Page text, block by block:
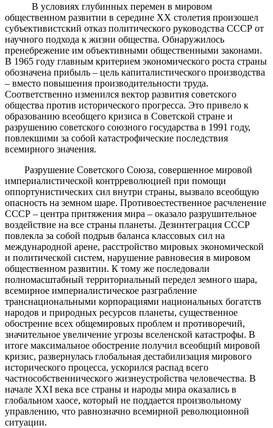
В условиях глубинных перемен в мировом
общественном развитии в середине ХХ столетия произошел
субъективистский отказ политического руководства СССР от
научного подхода к жизни общества. Обнаружилось
пренебрежение им объективными общественными законами.
В 1965 году главным критерием экономического роста страны
обозначена прибыль – цель капиталистического производства
– вместо повышения производительности труда.
Соответственно изменился вектор развития советского
общества против исторического прогресса. Это привело к
образованию всеобщего кризиса в Советской стране и
разрушению советского союзного государства в 1991 году,
повлекшими за собой катастрофические последствия
всемирного значения.
Разрушение Советского Союза, совершенное мировой
империалистической контрреволюцией при помощи
оппортунистических сил внутри страны, вызвало всеобщую
опасность на земном шаре. Противоестественное расчленение
СССР – центра притяжения мира – оказало разрушительное
воздействие на все страны планеты. Дезинтеграция СССР
повлекла за собой подрыв баланса классовых сил на
международной арене, расстройство мировых экономической
и политической систем, нарушение равновесия в мировом
общественном развитии. К тому же последовали
полномасштабный территориальный передел земного шара,
всемирное империалистическое разграбление
транснациональными корпорациями национальных богатств
народов и природных ресурсов планеты, существенное
обострение всех общемировых проблем и противоречий,
значительное увеличение угрозы вселенской катастрофы. В
итоге максимальное обострение получил всеобщий мировой
кризис, развернулась глобальная дестабилизация мирового
исторического процесса, ускорился распад всего
частнособственнического жизнеустройства человечества. В
начале ХХI века все страны и народы мира оказались в
глобальном хаосе, который не поддается произвольному
управлению, что равнозначно всемирной революционной
ситуации.